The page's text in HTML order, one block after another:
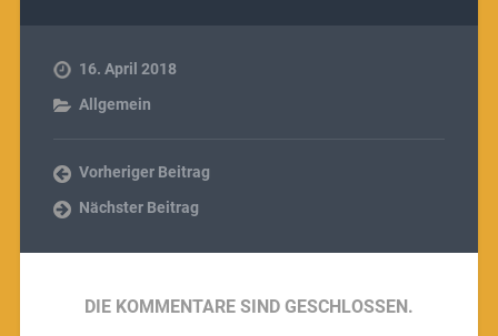
16. April 2018
Allgemein
Vorheriger Beitrag
Nächster Beitrag
DIE KOMMENTARE SIND GESCHLOSSEN.